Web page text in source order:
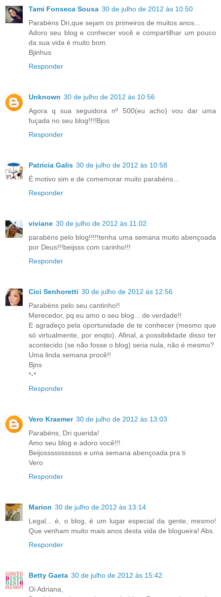
Tami Fonseca Sousa 30 de julho de 2012 às 10:50
Parabéns Dri,que sejam os primeiros de muitos anos...
Adoro seu blog e conhecer você e compartilhar um pouco
da sua vida é muito bom.
Bjinhus
Responder
Unknown 30 de julho de 2012 às 10:56
Agora q sua seguidora nº 500(eu acho) vou dar uma
fuçada no seu blog!!!!Bjos
Responder
Patricia Galis 30 de julho de 2012 às 10:58
É motivo sim e de comemorar muito parabéns...
Responder
viviane 30 de julho de 2012 às 11:02
parabéns pelo blog!!!!!tenha uma semana muito abençoada
por Deus!!!beijsss com carinho!!!
Responder
Cici Senhoretti 30 de julho de 2012 às 12:56
Parabéns pelo seu cantinho!!
Merecedor, pq eu amo o seu blog... de verdade!!
E agradeço pela oportunidade de te conhecer (mesmo que
só virtualmente, por enqto). Afinal, a possibilidade disso ter
acontecido (se não fosse o blog) seria nula, não é mesmo?
Uma linda semana procê!!
Bjns
*-*
Responder
Vero Kraemer 30 de julho de 2012 às 13:03
Parabéns, Dri querida!
Amo seu blog e adoro você!!!
Beijosssssssssss e uma semana abençoada pra ti
Vero
Responder
Marion 30 de julho de 2012 às 13:14
Legal... é, o blog, é um lugar especial da gente, mesmo!
Que venham muito mais anos desta vida de blogueira! Abs.
Responder
Betty Gaeta 30 de julho de 2012 às 15:42
Oi Adriana,